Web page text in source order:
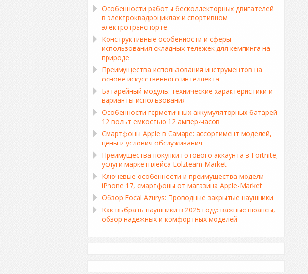
Особенности работы бесколлекторных двигателей
в электроквадроциклах и спортивном
электротранспорте
Конструктивные особенности и сферы
использования складных тележек для кемпинга на
природе
Преимущества использования инструментов на
основе искусственного интеллекта
Батарейный модуль: технические характеристики и
варианты использования
Особенности герметичных аккумуляторных батарей
12 вольт емкостью 12 ампер-часов
Смартфоны Apple в Самаре: ассортимент моделей,
цены и условия обслуживания
Преимущества покупки готового аккаунта в Fortnite,
услуги маркетплейса Lolzteam Market
Ключевые особенности и преимущества модели
iPhone 17, смартфоны от магазина Apple-Market
Обзор Focal Azurys: Проводные закрытые наушники
Как выбрать наушники в 2025 году: важные нюансы,
обзор надежных и комфортных моделей